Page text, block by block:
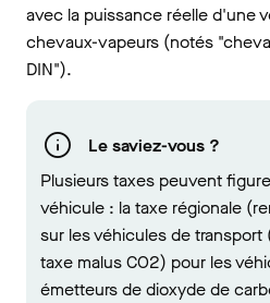
avec la puissance réelle d'une
chevaux-vapeurs (notés
DIN").
Le saviez-vous ?
Plusieurs taxes peuvent
véhicule : la taxe régionale
sur les véhicules de transport
taxe malus CO2) pour les
émetteurs de dioxyde de